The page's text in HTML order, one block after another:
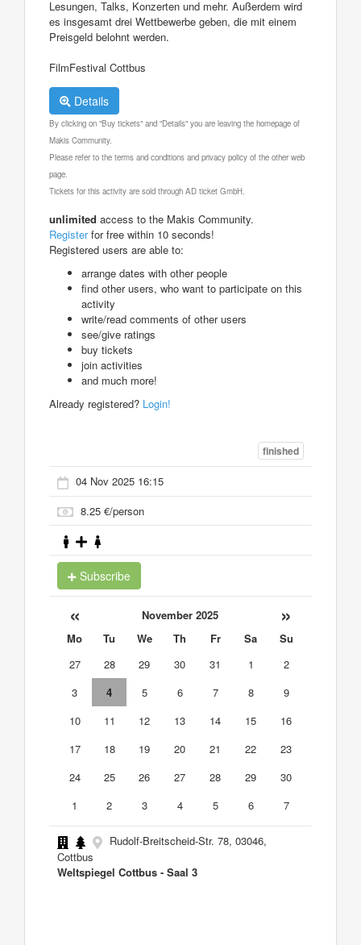
Lesungen, Talks, Konzerten und mehr. Außerdem wird
es insgesamt drei Wettbewerbe geben, die mit einem
Preisgeld belohnt werden.
FilmFestival Cottbus
Details
By clicking on "Buy tickets" and "Details" you are leaving the homepage of
Makis Community.
Please refer to the terms and conditions and privacy policy of the other web
page.
Tickets for this activity are sold through AD ticket GmbH.
unlimited access to the Makis Community.
Registerfor free within 10 seconds!
Registered users are able to:
arrange dates with other people
find other users, who want to participate on this
activity
write/read comments of other users
see/give ratings
buy tickets
join activities
and much more!
Already registered? Login!
finished
04 Nov 2025 16:15
8.25 €/person
Subscribe
« November 2025 »
Mo Tu We Th Fr Sa
Su
27
28 29 30 31 1
2
3
4 5 6 7 8
9
10
11 12 13 14 15
16
17
18 19 20 21 22
23
24
25 26 27 28 29
30
1
2 3 4 5 6 7
Rudolf-Breitscheid-Str. 78, 03046,
Cottbus
Weltspiegel Cottbus - Saal 3